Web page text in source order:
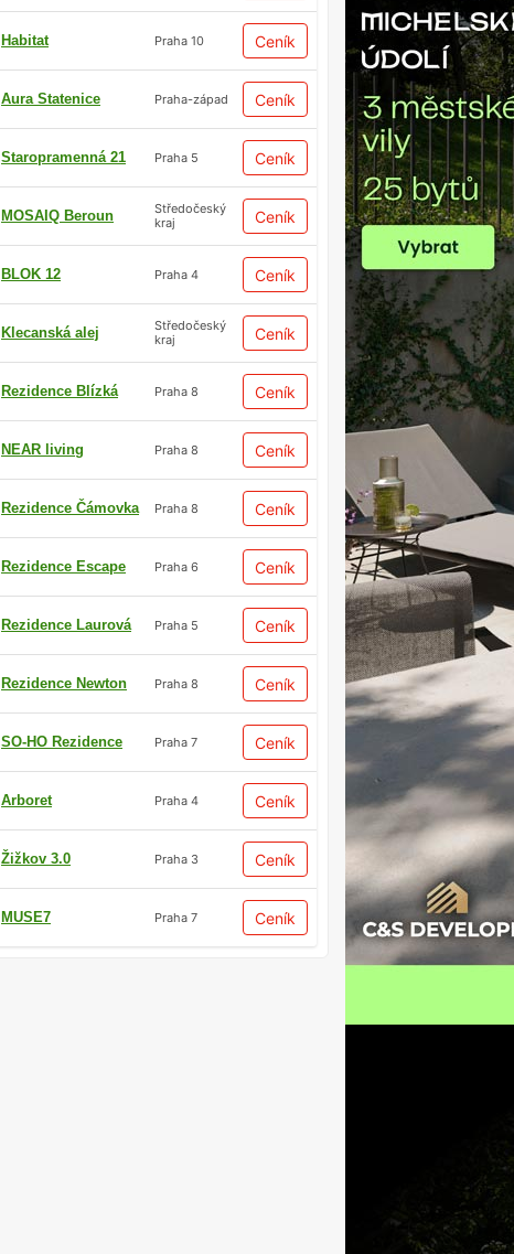
Habitat Praha 10 Ceník
Aura Statenice Praha-západ Ceník
Staropramenná 21 Praha 5 Ceník
MOSAIQ Beroun
Středočeský
kraj
Ceník
BLOK 12 Praha 4 Ceník
Klecanská alej
Středočeský
kraj
Ceník
Rezidence Blízká Praha 8 Ceník
NEAR living Praha 8 Ceník
Rezidence Čámovka Praha 8 Ceník
Rezidence Escape Praha 6 Ceník
Rezidence Laurová Praha 5 Ceník
Rezidence Newton Praha 8 Ceník
SO-HO Rezidence Praha 7 Ceník
Arboret Praha 4 Ceník
Žižkov 3.0 Praha 3 Ceník
MUSE7 Praha 7 Ceník